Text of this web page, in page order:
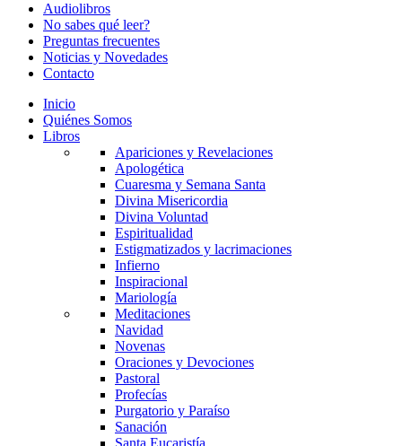
Audiolibros
No sabes qué leer?
Preguntas frecuentes
Noticias y Novedades
Contacto
Inicio
Quiénes Somos
Libros
Apariciones y Revelaciones
Apologética
Cuaresma y Semana Santa
Divina Misericordia
Divina Voluntad
Espiritualidad
Estigmatizados y lacrimaciones
Infierno
Inspiracional
Mariología
Meditaciones
Navidad
Novenas
Oraciones y Devociones
Pastoral
Profecías
Purgatorio y Paraíso
Sanación
Santa Eucaristía